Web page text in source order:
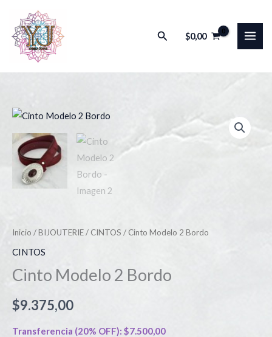
contenido
Buscar
$0,00
Inicio / BIJOUTERIE/ CINTOS / Cinto Modelo 2 Bordo
CINTOS
Cinto Modelo 2 Bordo
$9.375,00
Transferencia (20% OFF): $7.500,00